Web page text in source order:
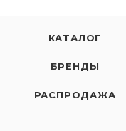
КАТАЛОГ
БРЕНДЫ
РАСПРОДАЖА